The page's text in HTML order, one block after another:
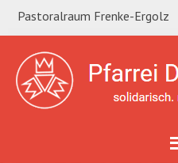
Pastoralraum Frenke-Ergolz